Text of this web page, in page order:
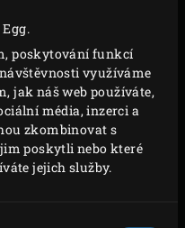
poskytování funkcí
využíváme
jak náš web používáte,
média, inzerci a
zkombinovat s
poskytli nebo které
jejich služby.
pěkný grilovací
x 2 minuty grilujte i z
masa pro steak
ji změříte pomocí
dosáhnete uvnitř